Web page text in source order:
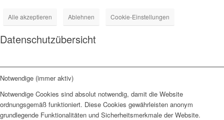
Alle akzeptieren Ablehnen Cookie-Einstellungen
Datenschutzübersicht
Notwendige (immer aktiv)
Notwendige Cookies sind absolut notwendig, damit die Website
ordnungsgemäß funktioniert. Diese Cookies gewährleisten anonym
grundlegende Funktionalitäten und Sicherheitsmerkmale der Website.